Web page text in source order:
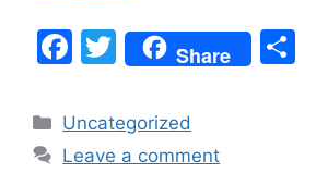
F
c
e
T
w
itt
er
Share
Categories
Uncategorized
Leave a comment